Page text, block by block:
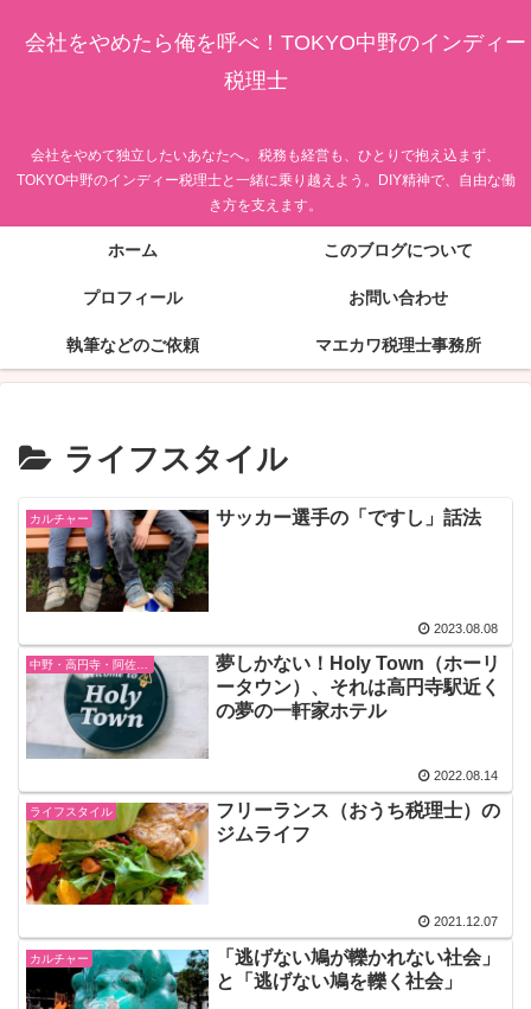
会社をやめたら俺を呼べ！TOKYO中野のインディー
税理士
会社をやめて独立したいあなたへ。税務も経営も、ひとりで抱え込まず、
TOKYO中野のインディー税理士と一緒に乗り越えよう。DIY精神で、自由な働
き方を支えます。
ホーム このブログについて
プロフィール お問い合わせ
執筆などのご依頼 マエカワ税理士事務所
ライフスタイル
カルチャー サッカー選手の「ですし」話法
2023.08.08
中野・高円寺・阿佐ヶ谷
夢しかない！Holy Town（ホーリ
ータウン）、それは高円寺駅近く
の夢の一軒家ホテル
2022.08.14
ライフスタイル
フリーランス（おうち税理士）の
ジムライフ
2021.12.07
カルチャー
「逃げない鳩が轢かれない社会」
と「逃げない鳩を轢く社会」